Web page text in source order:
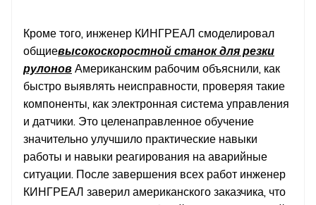
Кроме того, инженер КИНГРЕАЛ смоделировал
общиевысокоскоростной станок для резки
рулоновАмериканским рабочим объяснили, как
быстро выявлять неисправности, проверяя такие
компоненты, как электронная система управления
и датчики. Это целенаправленное обучение
значительно улучшило практические навыки
работы и навыки реагирования на аварийные
ситуации. После завершения всех работ инженер
КИНГРЕАЛ заверил американского заказчика, что